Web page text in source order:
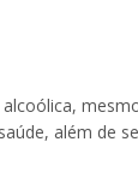
além de